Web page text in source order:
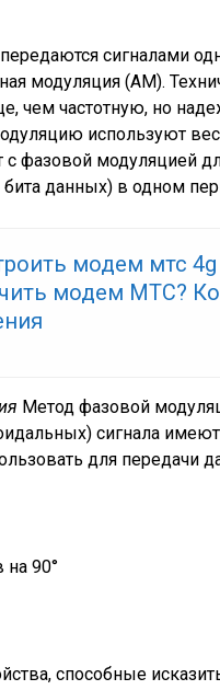
сигналами
модуляция (AM).
чем частотную, но
используют
фазовой модуляцией
данных) в одном
модем мтс
модем МТС?
Метод фазовой
сигнала
для передачи
на 90°
способные